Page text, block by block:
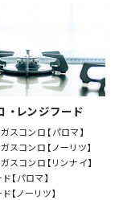
・レンジフード
スコンロ【パロマ】
スコンロ【ノーリツ】
スコンロ【リンナイ】
【パロマ】
【ノーリツ】